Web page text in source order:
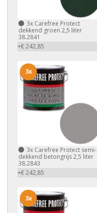
3x Carefree Protect
dekkend groen 2,5 liter
38.2841
+€ 242,85
3x Carefree Protect semi-
dekkend betongrijs 2,5 liter
38.2843
+€ 242,85
3x
3x